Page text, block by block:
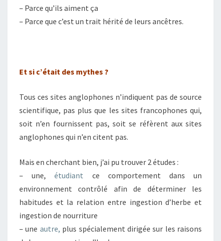
– Parce qu’ils aiment ça
– Parce que c’est un trait hérité de leurs ancêtres.
Et si c’était des mythes ?
Tous ces sites anglophones n’indiquent pas de source
scientifique, pas plus que les sites francophones qui,
soit n’en fournissent pas, soit se réfèrent aux sites
anglophones qui n’en citent pas.
Mais en cherchant bien, j’ai pu trouver 2 études :
– une,étudiant ce comportement dans un
environnement contrôlé afin de déterminer les
habitudes et la relation entre ingestion d’herbe et
ingestion de nourriture
– une autre, plus spécialement dirigée sur les raisons